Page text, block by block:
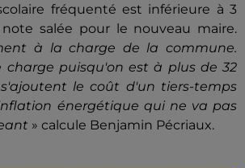
fréquenté est inférieure à 3
salée pour le nouveau maire.
à la charge de la commune.
charge puisqu'on est à plus de 32
le coût d'un tiers-temps
énergétique qui ne va pas
» calcule Benjamin Pécriaux.